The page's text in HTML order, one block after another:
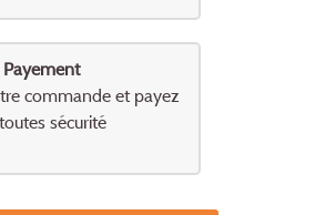
Payement
commande et payez
sécurité